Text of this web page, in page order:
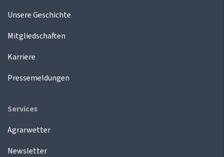
Unsere Geschichte
Mitgliedschaften
Karriere
Pressemeldungen
Services
Agrarwetter
Newsletter